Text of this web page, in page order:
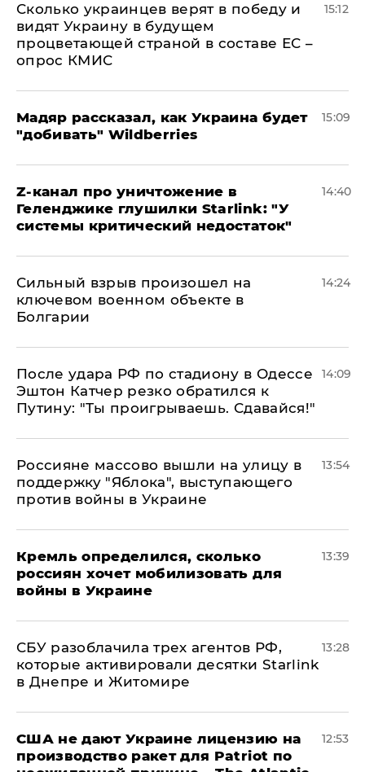
Сколько украинцев верят в победу и
видят Украину в будущем
процветающей страной в составе ЕС –
опрос КМИС
15:12
Мадяр рассказал, как Украина будет
"добивать" Wildberries
15:09
Z-канал про уничтожение в
Геленджике глушилки Starlink: "У
системы критический недостаток"
14:40
Сильный взрыв произошел на
ключевом военном объекте в
Болгарии
14:24
После удара РФ по стадиону в Одессе
Эштон Катчер резко обратился к
Путину: "Ты проигрываешь. Сдавайся!"
14:09
Россияне массово вышли на улицу в
поддержку "Яблока", выступающего
против войны в Украине
13:54
Кремль определился, сколько
россиян хочет мобилизовать для
войны в Украине
13:39
СБУ разоблачила трех агентов РФ,
которые активировали десятки Starlink
в Днепре и Житомире
13:28
США не дают Украине лицензию на
производство ракет для Patriot по
12:53